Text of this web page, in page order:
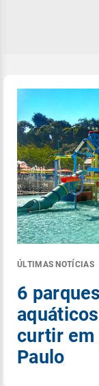
ÚLTIMAS NOTÍCIAS
6 parques
curtir em
Paulo